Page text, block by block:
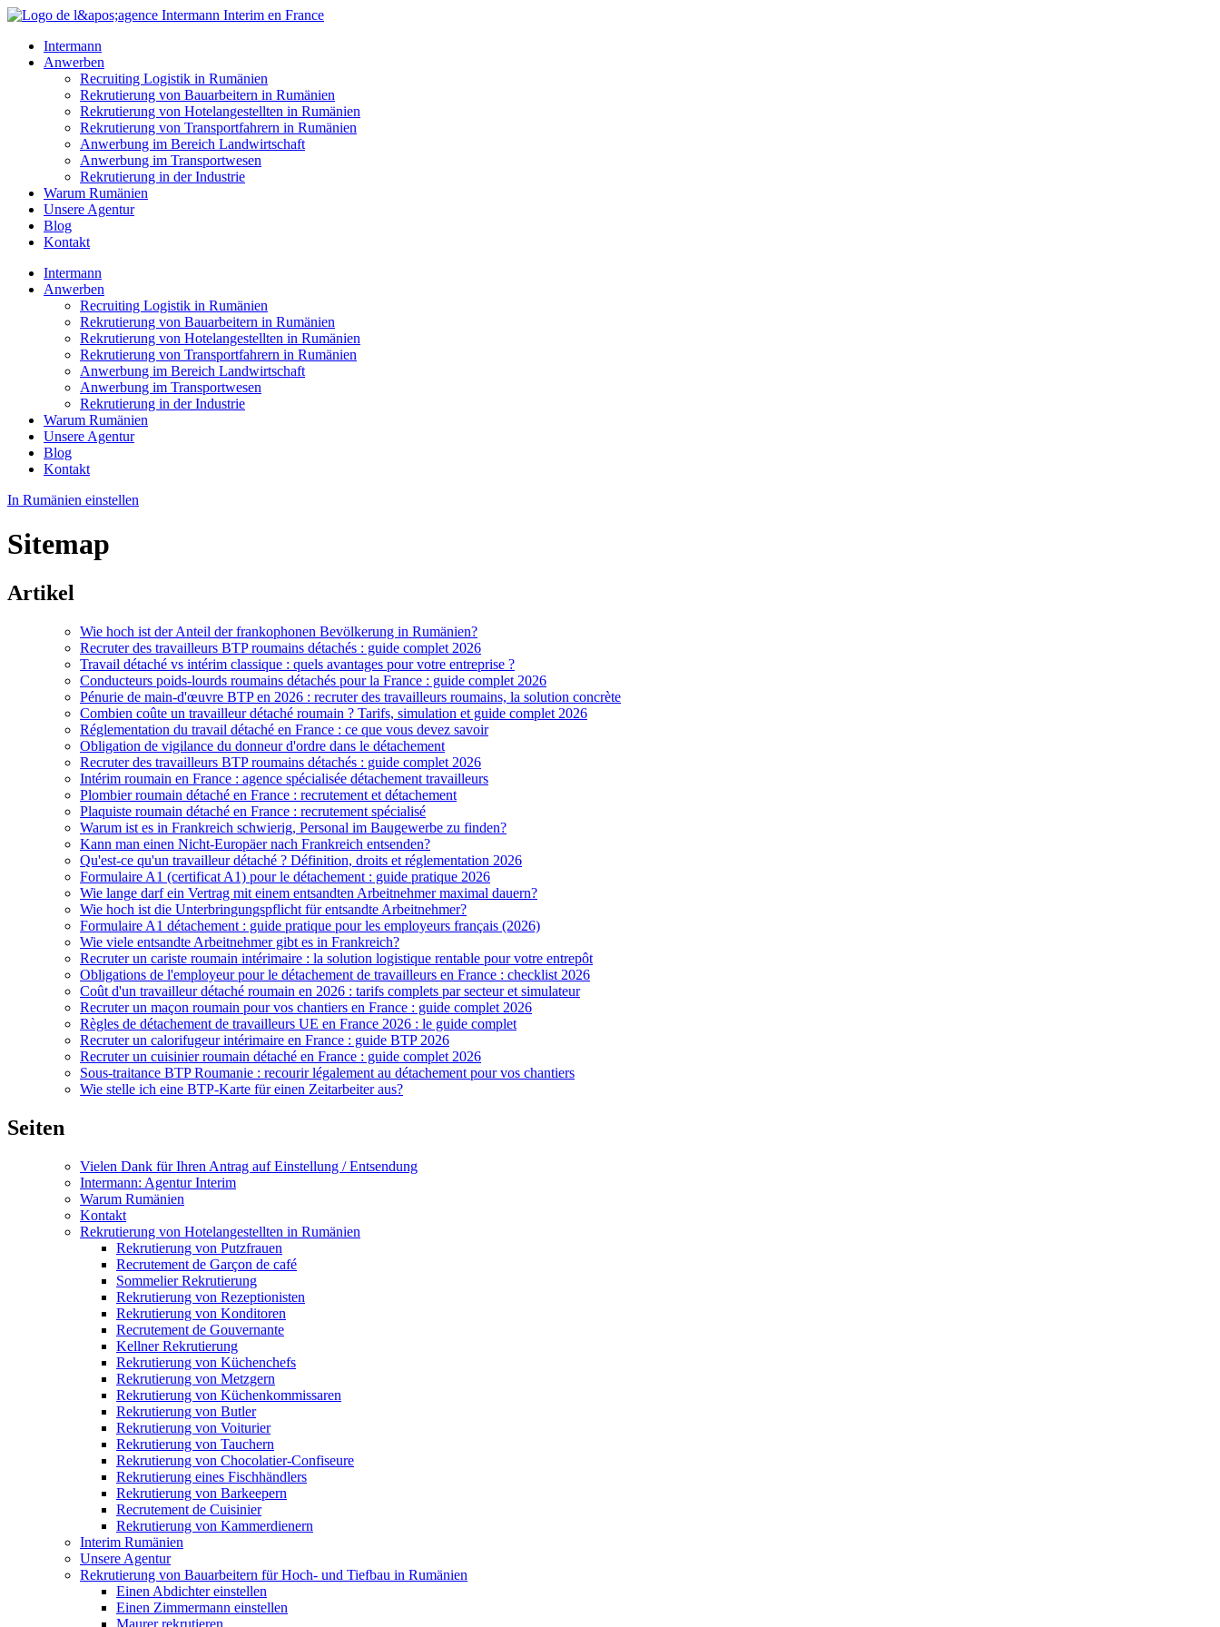
Zum
springenIntermann
Anwerben
Recruiting Logistik in Rumänien
Rekrutierung von Bauarbeitern in Rumänien
Rekrutierung von Hotelangestellten in Rumänien
Rekrutierung von Transportfahrern in Rumänien
Anwerbung im Bereich Landwirtschaft
Anwerbung im Transportwesen
Rekrutierung in der Industrie
Warum Rumänien
Unsere Agentur
Blog
Kontakt
Intermann
Anwerben
Recruiting Logistik in Rumänien
Rekrutierung von Bauarbeitern in Rumänien
Rekrutierung von Hotelangestellten in Rumänien
Rekrutierung von Transportfahrern in Rumänien
Anwerbung im Bereich Landwirtschaft
Anwerbung im Transportwesen
Rekrutierung in der Industrie
Warum Rumänien
Unsere Agentur
Blog
Kontakt
In Rumänien einstellen
Sitemap
Artikel
Wie hoch ist der Anteil der frankophonen Bevölkerung in Rumänien?
Recruter des travailleurs BTP roumains détachés : guide complet 2026
Travail détaché vs intérim classique : quels avantages pour votre entreprise ?
Conducteurs poids-lourds roumains détachés pour la France : guide complet 2026
Pénurie de main-d'œuvre BTP en 2026 : recruter des travailleurs roumains, la solution concrète
Combien coûte un travailleur détaché roumain ? Tarifs, simulation et guide complet 2026
Réglementation du travail détaché en France : ce que vous devez savoir
Obligation de vigilance du donneur d'ordre dans le détachement
Recruter des travailleurs BTP roumains détachés : guide complet 2026
Intérim roumain en France : agence spécialisée détachement travailleurs
Plombier roumain détaché en France : recrutement et détachement
Plaquiste roumain détaché en France : recrutement spécialisé
Warum ist es in Frankreich schwierig, Personal im Baugewerbe zu finden?
Kann man einen Nicht-Europäer nach Frankreich entsenden?
Qu'est-ce qu'un travailleur détaché ? Définition, droits et réglementation 2026
Formulaire A1 (certificat A1) pour le détachement : guide pratique 2026
Wie lange darf ein Vertrag mit einem entsandten Arbeitnehmer maximal dauern?
Wie hoch ist die Unterbringungspflicht für entsandte Arbeitnehmer?
Formulaire A1 détachement : guide pratique pour les employeurs français (2026)
Wie viele entsandte Arbeitnehmer gibt es in Frankreich?
Recruter un cariste roumain intérimaire : la solution logistique rentable pour votre entrepôt
Obligations de l'employeur pour le détachement de travailleurs en France : checklist 2026
Coût d'un travailleur détaché roumain en 2026 : tarifs complets par secteur et simulateur
Recruter un maçon roumain pour vos chantiers en France : guide complet 2026
Règles de détachement de travailleurs UE en France 2026 : le guide complet
Recruter un calorifugeur intérimaire en France : guide BTP 2026
Recruter un cuisinier roumain détaché en France : guide complet 2026
Sous-traitance BTP Roumanie : recourir légalement au détachement pour vos chantiers
Wie stelle ich eine BTP-Karte für einen Zeitarbeiter aus?
Seiten
Vielen Dank für Ihren Antrag auf Einstellung / Entsendung
Intermann: Agentur Interim
Warum Rumänien
Kontakt
Rekrutierung von Hotelangestellten in Rumänien
Rekrutierung von Putzfrauen
Recrutement de Garçon de café
Sommelier Rekrutierung
Rekrutierung von Rezeptionisten
Rekrutierung von Konditoren
Recrutement de Gouvernante
Kellner Rekrutierung
Rekrutierung von Küchenchefs
Rekrutierung von Metzgern
Rekrutierung von Küchenkommissaren
Rekrutierung von Butler
Rekrutierung von Voiturier
Rekrutierung von Tauchern
Rekrutierung von Chocolatier-Confiseure
Rekrutierung eines Fischhändlers
Rekrutierung von Barkeepern
Recrutement de Cuisinier
Rekrutierung von Kammerdienern
Interim Rumänien
Unsere Agentur
Rekrutierung von Bauarbeitern für Hoch- und Tiefbau in Rumänien
Einen Abdichter einstellen
Einen Zimmermann einstellen
Maurer rekrutieren